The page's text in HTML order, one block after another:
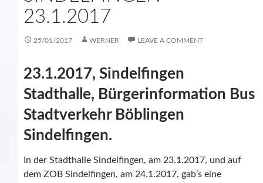
23.1.2017
25/01/2017 WERNER LEAVE A COMMENT
23.1.2017, Sindelfingen
Stadthalle, Bürgerinformation Bus
Stadtverkehr Böblingen
Sindelfingen.
In der Stadthalle Sindelfingen, am 23.1.2017, und auf
dem ZOB Sindelfingen, am 24.1.2017, gab’s eine